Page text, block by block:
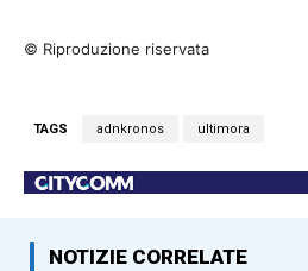
© Riproduzione riservata
TAGS adnkronos ultimora
NOTIZIE CORRELATE